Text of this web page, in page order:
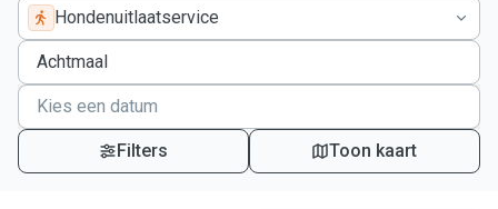
Hondenuitlaatservice
Filters Toon kaart